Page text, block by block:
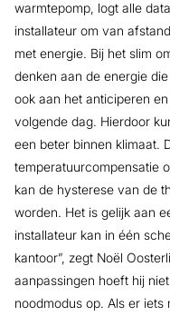
warmtepomp, logt alle
installateur om van
met energie. Bij het slim
denken aan de energie
ook aan het anticiperen
volgende dag. Hierdoor
een beter binnen klimaat.
temperatuurcompensatie
kan de hysterese van de
worden. Het is gelijk aan
installateur kan in één
kantoor”, zegt Noël
aanpassingen hoeft hij
noodmodus op. Als er